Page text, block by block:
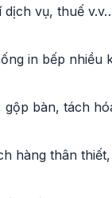
dịch vụ, thuế
in bếp nhiều
gộp bàn, tách
hàng thân